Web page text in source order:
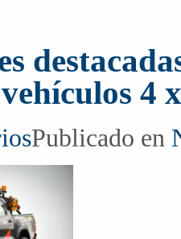
4
Publicado en